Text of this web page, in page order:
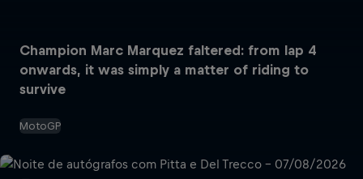
Champion Marc Marquez faltered: from lap 4
onwards, it was simply a matter of riding to
survive
MotoGP